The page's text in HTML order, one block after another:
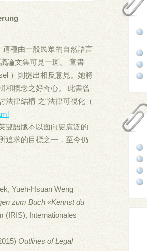
種由一般民眾的自然語言
論文集可見一斑。 童書
）則提出相反意見。她將
和概念之好奇心。 此書曾
法律結構 之“法律可視化（
雙語版本以面向更廣泛的
追求的目標之一，至今仍
Yueh-Hsuan Weng
zum Buch «Kennst du
(IRIS), Internationales
Outlines of Legal